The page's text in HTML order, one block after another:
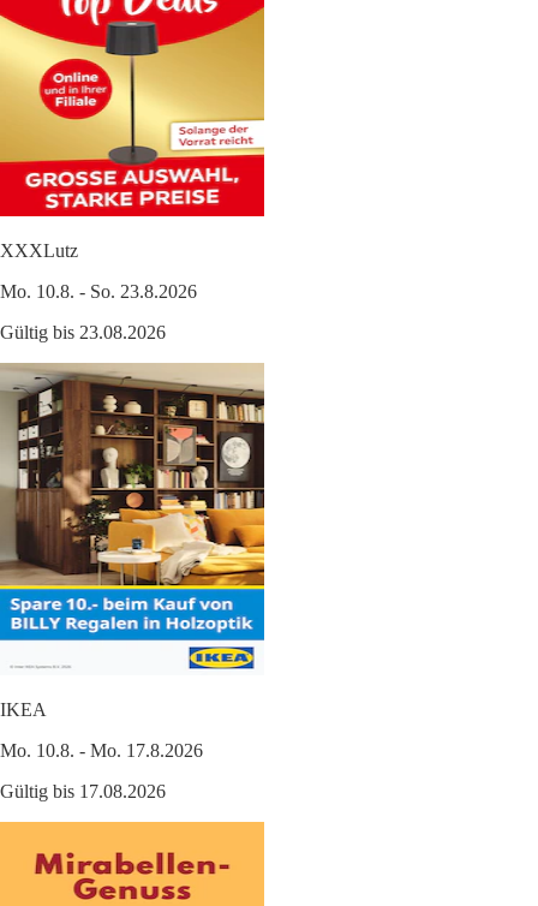
XXXLutz
Mo. 10.8. - So. 23.8.2026
Gültig bis 23.08.2026
IKEA
Mo. 10.8. - Mo. 17.8.2026
Gültig bis 17.08.2026